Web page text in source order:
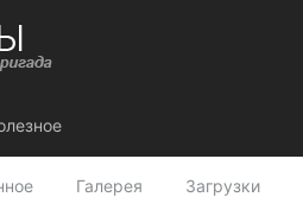
Галерея Загрузки